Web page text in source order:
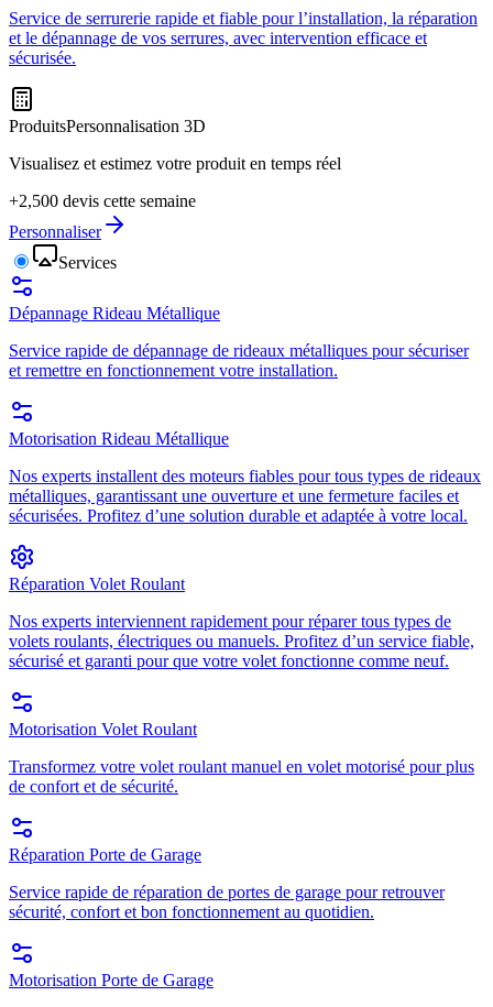
Service de serrurerie rapide et fiable pour l’installation, la réparation
et le dépannage de vos serrures, avec intervention efficace et
sécurisée.
ProduitsPersonnalisation 3D
Visualisez et estimez votre produit en temps réel
+2,500 devis cette semaine
Personnaliser
Services
Dépannage Rideau Métallique
Service rapide de dépannage de rideaux métalliques pour sécuriser
et remettre en fonctionnement votre installation.
Motorisation Rideau Métallique
Nos experts installent des moteurs fiables pour tous types de rideaux
métalliques, garantissant une ouverture et une fermeture faciles et
sécurisées. Profitez d’une solution durable et adaptée à votre local.
Réparation Volet Roulant
Nos experts interviennent rapidement pour réparer tous types de
volets roulants, électriques ou manuels. Profitez d’un service fiable,
sécurisé et garanti pour que votre volet fonctionne comme neuf.
Motorisation Volet Roulant
Transformez votre volet roulant manuel en volet motorisé pour plus
de confort et de sécurité.
Réparation Porte de Garage
Service rapide de réparation de portes de garage pour retrouver
sécurité, confort et bon fonctionnement au quotidien.
Motorisation Porte de Garage